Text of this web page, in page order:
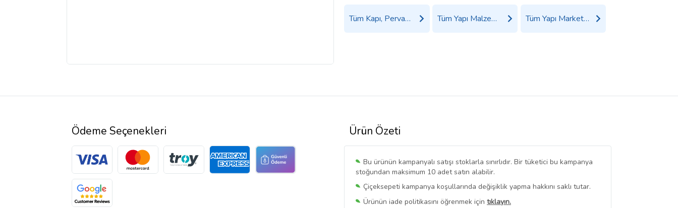
Tüm Kapı, Pervaz ve Kapı Aksesuarları Ürünleri Tüm Yapı Malzemeleri ve Nalburiye Ürünleri Tüm Yapı Market Ürünleri
Ürün Özeti
Bu ürünün kampanyalı satışı stoklarla sınırlıdır. Bir tüketici bu kampanya
stoğundan maksimum 10 adet satın alabilir.
Çiçeksepeti kampanya koşullarında değişiklik yapma hakkını saklı tutar.
Ürünün iade politikasını öğrenmek için tıklayın.
Ödeme Seçenekleri